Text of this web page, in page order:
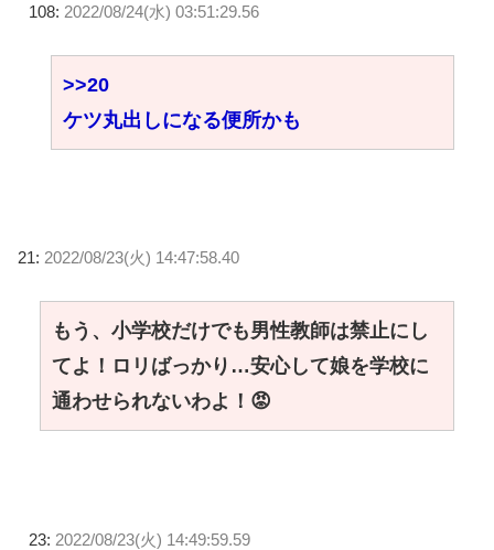
108: 2022/08/24(水) 03:51:29.56
>>20
ケツ丸出しになる便所かも
21: 2022/08/23(火) 14:47:58.40
もう、小学校だけでも男性教師は禁止にし
てよ！ロリばっかり…安心して娘を学校に
通わせられないわよ！😡
23: 2022/08/23(火) 14:49:59.59